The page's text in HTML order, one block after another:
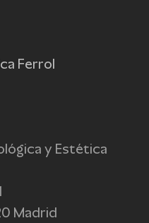
Ferrol
y Estética
Madrid